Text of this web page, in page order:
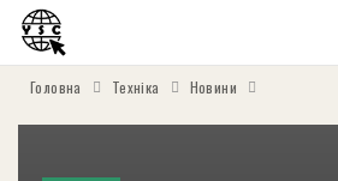
Головна Техніка Новини